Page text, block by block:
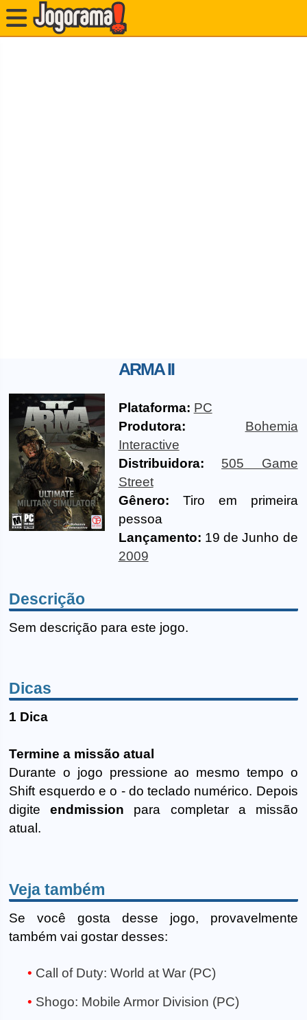
ARMA II
Plataforma: PC
Produtora:
Bohemia
Interactive
Distribuidora:
505 Game
Street
Gênero:
Tiro em primeira
pessoa
Lançamento: 19 de Junho de
2009
Descrição
Sem descrição para este jogo.
Dicas
1 Dica
Termine a missão atual
Durante o jogo pressione ao mesmo tempo o
Shift esquerdo e o - do teclado numérico. Depois
digiteendmission para completar a missão
atual.
Veja também
Se você gosta desse jogo, provavelmente
também vai gostar desses:
Call of Duty: World at War (PC)
Shogo: Mobile Armor Division (PC)